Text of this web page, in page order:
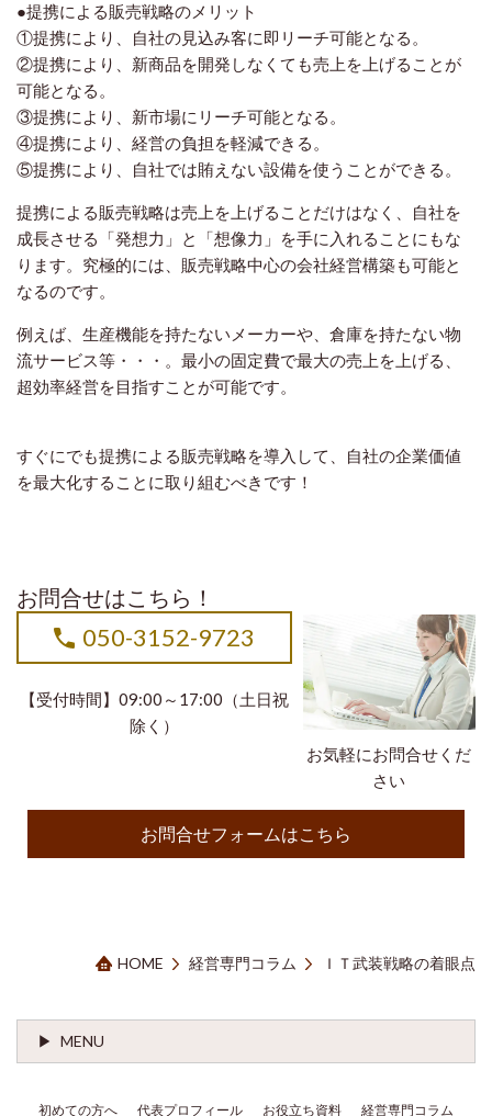
●提携による販売戦略のメリット
①提携により、自社の見込み客に即リーチ可能となる。
②提携により、新商品を開発しなくても売上を上げることが
可能となる。
③提携により、新市場にリーチ可能となる。
④提携により、経営の負担を軽減できる。
⑤提携により、自社では賄えない設備を使うことができる。
提携による販売戦略は売上を上げることだけはなく、自社を
成長させる「発想力」と「想像力」を手に入れることにもな
ります。究極的には、販売戦略中心の会社経営構築も可能と
なるのです。
例えば、生産機能を持たないメーカーや、倉庫を持たない物
流サービス等・・・。最小の固定費で最大の売上を上げる、
超効率経営を目指すことが可能です。
すぐにでも提携による販売戦略を導入して、自社の企業価値
を最大化することに取り組むべきです！
お問合せはこちら！
お気軽にお問合せくだ
さい
050-3152-9723
【受付時間】09:00～17:00（土日祝
除く）
お問合せフォームはこちら
HOME 経営専門コラム ＩＴ武装戦略の着眼点
MENU
初めての方へ 代表プロフィール お役立ち資料 経営専門コラム